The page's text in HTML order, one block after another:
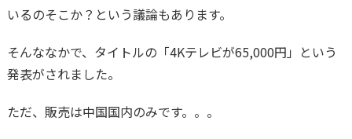
いるのそこか？という議論もあります。
そんななかで、タイトルの「4Kテレビが65,000円」という
発表がされました。
ただ、販売は中国国内のみです。。。